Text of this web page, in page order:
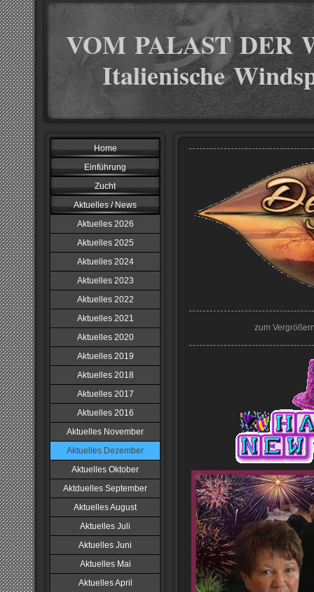
VOM PALAST DER
Italienische
Home
Einführung
Zucht
Aktuelles / News
Aktuelles 2026
Aktuelles 2025
Aktuelles 2024
Aktuelles 2023
Aktuelles 2022
Aktuelles 2021
Aktuelles 2020
Aktuelles 2019
Aktuelles 2018
Aktuelles 2017
Aktuelles 2016
Aktuelles November
Aktuelles Dezember
Aktuelles Oktober
Aktduelles September
Aktuelles August
Aktuelles Juli
Aktuelles Juni
Aktuelles Mai
Aktuelles April
zum